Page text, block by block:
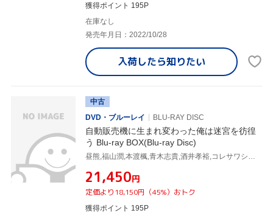
獲得ポイント 195P
在庫なし
発売年月日：2022/10/28
入荷したら知りたい
中古
DVD・ブルーレイ
BLU-RAY DISC
自動販売機に生まれ変わった俺は迷宮を彷徨
う Blu-ray BOX(Blu-ray Disc)
¥21,450円
定価より18,150円（45%）おトク
獲得ポイント 195P